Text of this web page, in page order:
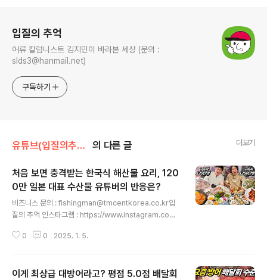
입질의 추억
어류 칼럼니스트 김지민이 바라본 세상 (문의 :
slds3@hanmail.net)
구독하기
유튜브(입질의추억tv) 의 다른 글 더보기
처음 보면 충격받는 한국식 해산물 요리, 120
0만 일본 대표 수산물 유튜버의 반응은?
비즈니스 문의 : fishingman@tmcentkorea.co.kr입
질의 추억 인스타그램 : https://www.instagram.com/
com/slds2입질의 추억 티스토리 블로그 : https://slds
s://www.youtube.com/입질의추억tv ※ 키마구레 쿡 유
0 0 2025. 1. 5.
이게 최상급 대방어라고? 평점 5.0점 배달회